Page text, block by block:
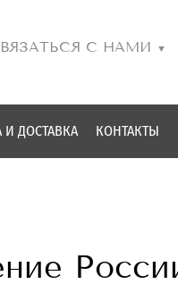
С НАМИ ▼
И ДОСТАВКА КОНТАКТЫ